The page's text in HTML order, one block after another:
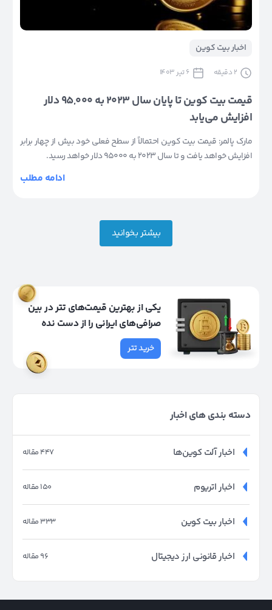
اخبار بیت کوین
2 دقیقه 6 تیر 1403
قیمت بیت کوین تا پایان سال ۲۰۲۳ به ۹۵,۰۰۰ دلار
افزایش می‌یابد
مارک پالمر: قیمت بیت کوین احتمالاً از سطح فعلی خود بیش از چهار برابر
افزایش خواهد یافت و تا سال 2023 به 95000 دلار خواهد رسید.
ادامه مطلب
بیشتر بخوانید
یکی از بهترین قیمت‌های تتر در بین
صرافی‌های ایرانی را از دست نده
خرید تتر
دسته بندی های اخبار
447 مقاله اخبار آلت کوین‌ها
150 مقاله اخبار اتریوم
333 مقاله اخبار بیت کوین
96 مقاله اخبار قانونی ارز دیجیتال